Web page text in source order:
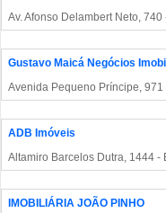
Av. Afonso Delambert Neto,
Gustavo Maicá Negócios
Avenida Pequeno Príncipe,
ADB Imóveis
Altamiro Barcelos Dutra, 1444 -
IMOBILIÁRIA JOÃO PINHO